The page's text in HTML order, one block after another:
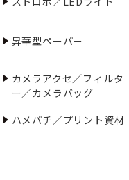
昇華型ペーパー
カメラアクセ／フィルタ
ー／カメラバッグ
ハメパチ／プリント資材